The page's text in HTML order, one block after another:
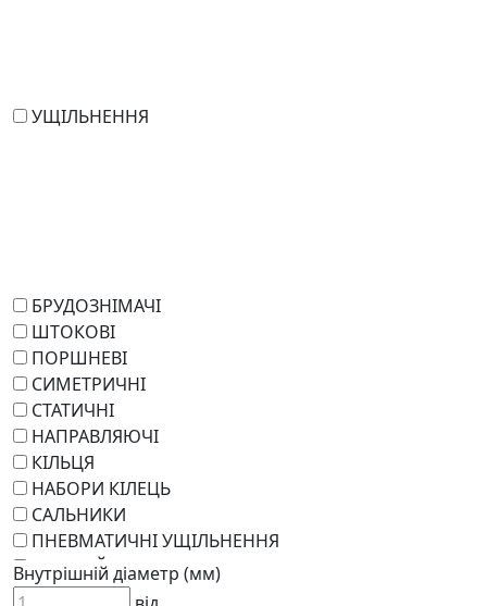
УЩІЛЬНЕННЯ
БРУДОЗНІМАЧІ
ШТОКОВІ
ПОРШНЕВІ
СИМЕТРИЧНІ
СТАТИЧНІ
НАПРАВЛЯЮЧІ
КІЛЬЦЯ
НАБОРИ КІЛЕЦЬ
САЛЬНИКИ
ПНЕВМАТИЧНІ УЩІЛЬНЕННЯ
РОТАЦІЙНІ
РЕМКОМПЛЕКТИ
Внутрішній діаметр (мм)